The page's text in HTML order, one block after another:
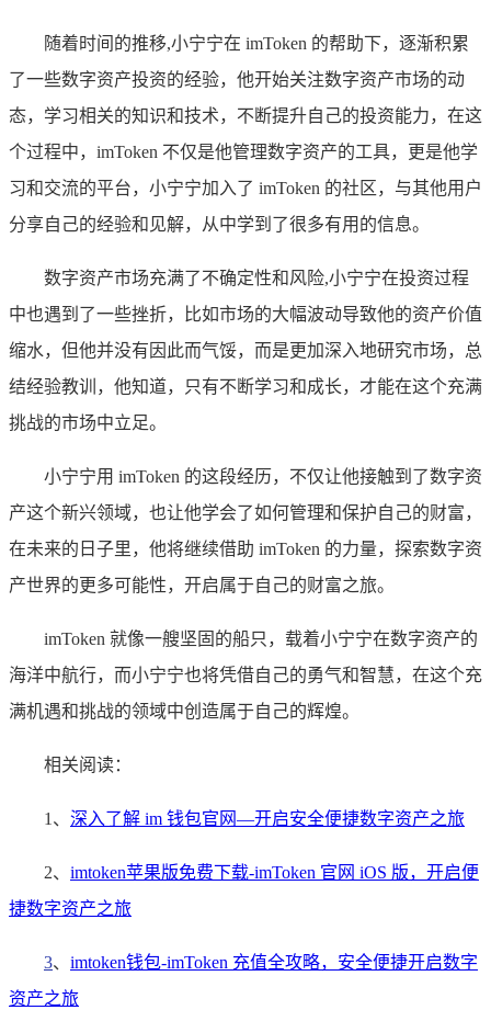
随着时间的推移,小宁宁在 imToken 的帮助下，逐渐积累
了一些数字资产投资的经验，他开始关注数字资产市场的动
态，学习相关的知识和技术，不断提升自己的投资能力，在这
个过程中，imToken 不仅是他管理数字资产的工具，更是他学
习和交流的平台，小宁宁加入了 imToken 的社区，与其他用户
分享自己的经验和见解，从中学到了很多有用的信息。
数字资产市场充满了不确定性和风险,小宁宁在投资过程
中也遇到了一些挫折，比如市场的大幅波动导致他的资产价值
缩水，但他并没有因此而气馁，而是更加深入地研究市场，总
结经验教训，他知道，只有不断学习和成长，才能在这个充满
挑战的市场中立足。
小宁宁用 imToken 的这段经历，不仅让他接触到了数字资
产这个新兴领域，也让他学会了如何管理和保护自己的财富，
在未来的日子里，他将继续借助 imToken 的力量，探索数字资
产世界的更多可能性，开启属于自己的财富之旅。
imToken 就像一艘坚固的船只，载着小宁宁在数字资产的
海洋中航行，而小宁宁也将凭借自己的勇气和智慧，在这个充
满机遇和挑战的领域中创造属于自己的辉煌。
相关阅读：
1、 深入了解 im 钱包官网—开启安全便捷数字资产之旅
2、 imtoken苹果版免费下载-imToken 官网 iOS 版，开启便
捷数字资产之旅
3、 imtoken钱包-imToken 充值全攻略，安全便捷开启数字
资产之旅